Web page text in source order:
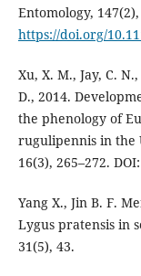
Entomology,
https://doi.org/
Xu, X. M., Jay, C.
D., 2014.
the phenology of
rugulipennis in the
16(3), 265–272. DOI:
Yang X., Jin B. F.
Lygus pratensis in
31(5), 43.